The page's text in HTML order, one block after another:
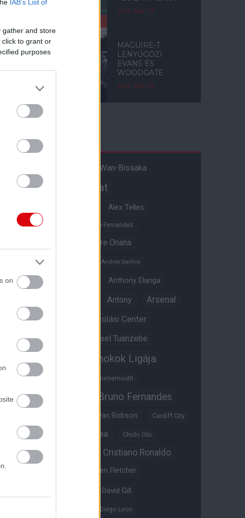
IAB’s List of
gather and store
to grant or
purposes
on
2026. febr. 23.
MAGUIRE-T
LENYŰGÖZI
EVANS ÉS
WOODGATE
2026. febr. 05.
Aaron Wan-Bissaka
Akadémiai csapat
Alex Telles
Altay Bayindir Alvaro Fernandez
Andre Onana
Andreas Pereira
Andrey Santos
Angol válogatott Anthony Elanga
Antony Arsenal
Aston Villa Átigazolási Center
Átigazolások Axel Tuanzebe
Bajnokok Ligája
Benjamin Sesko Bournemouth
Brandon Williams Bruno Fernandes
Bryan Robson Cardiff City
Casemiro Chelsea Chido Obi
Christian Eriksen Cristiano Ronaldo
Darren Fletcher
David Gill
Diego Leon